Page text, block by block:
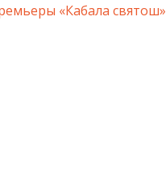
«Кабала святош»